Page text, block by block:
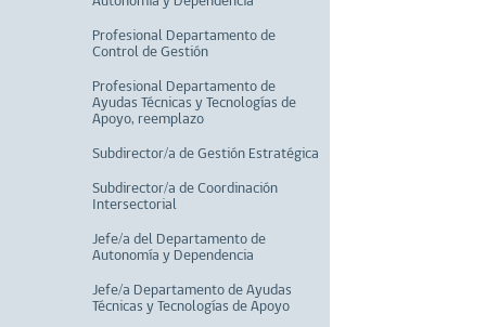
Profesional Departamento de
Control de Gestión
Profesional Departamento de
Ayudas Técnicas y Tecnologías de
Apoyo, reemplazo
Subdirector/a de Gestión Estratégica
Subdirector/a de Coordinación
Intersectorial
Jefe/a del Departamento de
Autonomía y Dependencia
Jefe/a Departamento de Ayudas
Técnicas y Tecnologías de Apoyo